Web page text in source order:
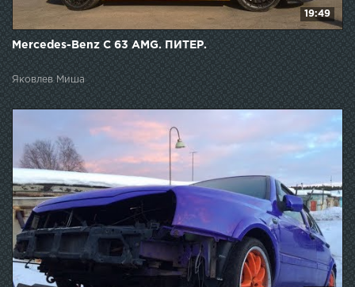
19:49
Mercedes-Benz C 63 AMG. ПИТЕР.
Яковлев Миша